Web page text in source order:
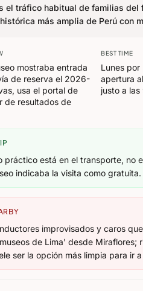
el tráfico habitual de familias del
más amplia de Perú con
mostraba entrada
de reserva el 2026-
usa el portal de
de resultados de
BEST TIME
Lunes
apertura
justo a
práctico está en el transporte, no
indicaba la visita como gratuita.
improvisados y caros
de Lima' desde Miraflores;
ser la opción más limpia para ir